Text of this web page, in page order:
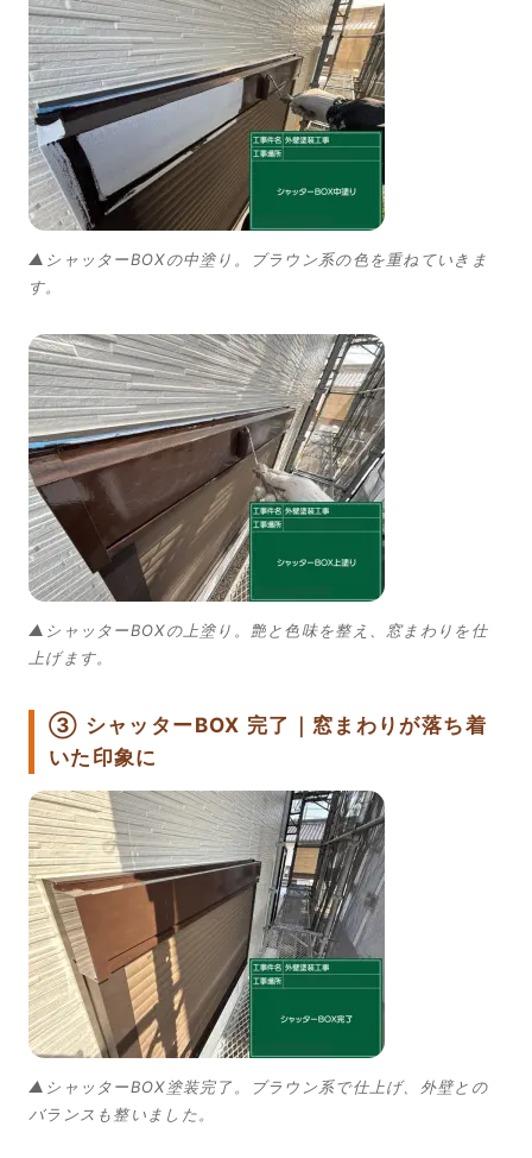
▲シャッターBOXの中塗り。ブラウン系の色を重ねていきま
す。
▲シャッターBOXの上塗り。艶と色味を整え、窓まわりを仕
上げます。
③ シャッターBOX 完了｜窓まわりが落ち着
いた印象に
▲シャッターBOX塗装完了。ブラウン系で仕上げ、外壁との
バランスも整いました。